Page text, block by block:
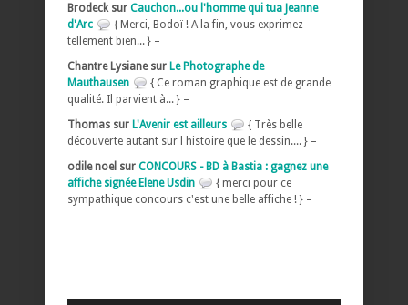
Brodeck sur Cauchon...ou l'homme qui tua Jeanne
d'Arc
{ Merci, Bodoï ! A la fin, vous exprimez
tellement bien... } –
Chantre Lysiane sur Le Photographe de
Mauthausen
{ Ce roman graphique est de grande
qualité. Il parvient à... } –
Thomas sur L'Avenir est ailleurs
{ Très belle
découverte autant sur l histoire que le dessin.... } –
odile noel sur CONCOURS - BD à Bastia : gagnez une
affiche signée Elene Usdin
{ merci pour ce
sympathique concours c'est une belle affiche ! } –